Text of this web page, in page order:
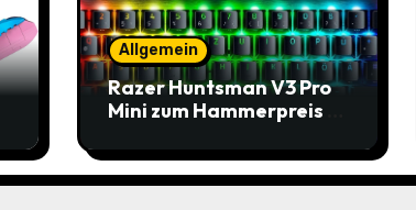
Allgemein
Razer Huntsman V3 Pro
Mini zum Hammerpreis –